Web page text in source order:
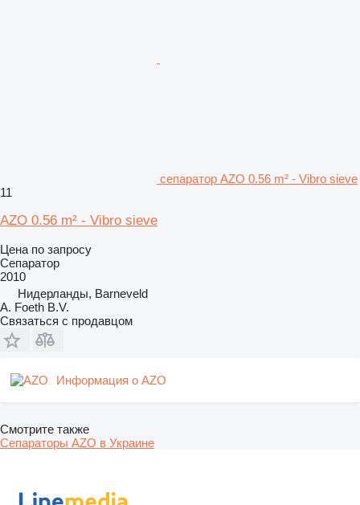
сепаратор AZO 0.56 m² - Vibro sieve
11
AZO 0.56 m² - Vibro sieve
Цена по запросу
Сепаратор
2010
Нидерланды, Barneveld
A. Foeth B.V.
Связаться с продавцом
Информация о AZO
Смотрите также
Сепараторы AZO в Украине